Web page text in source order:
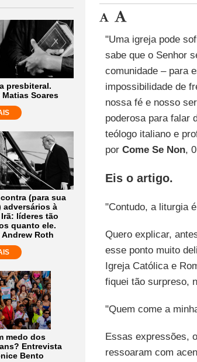
presbiteral.
Soares
(para sua
adversários à
líderes tão
quanto ele.
Roth
medo dos
Entrevista
Bento
"Uma igreja pode
sabe que o Senhor
comunidade – para
impossibilidade de
nossa fé e nosso
poderosa para falar
teólogo italiano e
por Come Se Non,
Eis o artigo.
"Contudo, a liturgia
Quero explicar,
esse ponto muito
Igreja Católica e
fiquei tão surpreso,
"Quem come a
Essas expressões,
ressoaram com